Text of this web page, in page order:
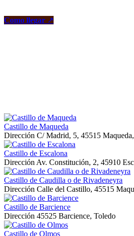
Como llegar ↗
Castillo de Maqueda
Dirección C/ Madrid, 5, 45515
Castillo de Escalona
Dirección Av. Constitución, 2, 45910
Castillo de Caudilla o de Rivadeneyra
Dirección Calle del Castillo, 45515
Castillo de Barcience
Dirección 45525 Barcience, Toledo
Castillo de Olmos